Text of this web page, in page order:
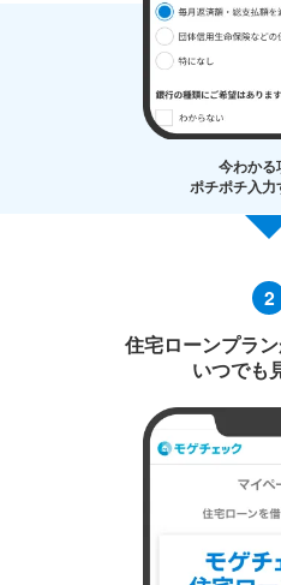
今わかる
ポチポチ入力
2
住宅ローンプラ
いつでも